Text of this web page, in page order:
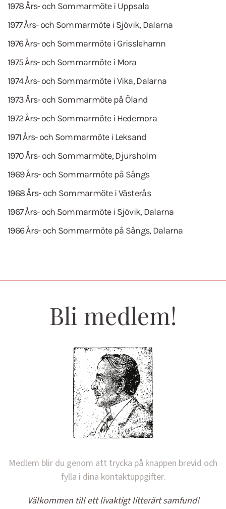
1978 Års- och Sommarmöte i Uppsala
1977 Års- och Sommarmöte i Sjövik, Dalarna
1976 Års- och Sommarmöte i Grisslehamn
1975 Års- och Sommarmöte i Mora
1974 Års- och Sommarmöte i Vika, Dalarna
1973 Års- och Sommarmöte på Öland
1972 Års- och Sommarmöte i Hedemora
1971 Års- och Sommarmöte i Leksand
1970 Års- och Sommarmöte, Djursholm
1969 Års- och Sommarmöte på Sångs
1968 Års- och Sommarmöte i Västerås
1967 Års- och Sommarmöte i Sjövik, Dalarna
1966 Års- och Sommarmöte på Sångs, Dalarna
Bli medlem!
Medlem blir du genom att trycka på knappen brevid och
fylla i dina kontaktuppgifter.
Välkommen till ett livaktigt litterärt samfund!